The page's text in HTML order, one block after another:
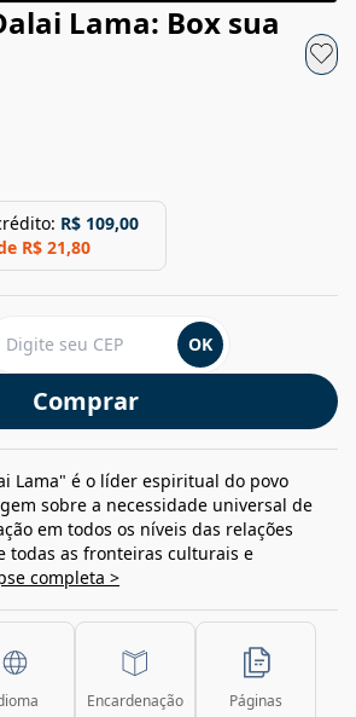
Lama: Box sua
R$ 109,00
R$ 21,80
Comprar
OK
Lama" é o líder espiritual do povo
sobre a necessidade universal de
em todos os níveis das relações
todas as fronteiras culturais e
completa >
Encardenação Páginas